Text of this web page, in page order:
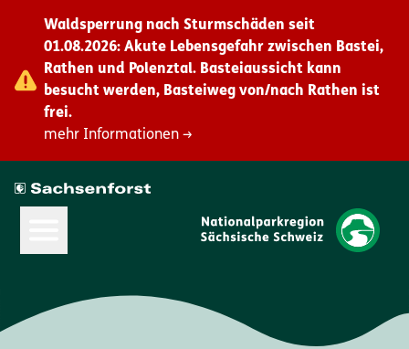
Waldsperrung nach Sturmschäden seit
01.08.2026: Akute Lebensgefahr zwischen Bastei,
Rathen und Polenztal. Basteiaussicht kann
besucht werden, Basteiweg von/nach Rathen ist
frei.
mehr Informationen →